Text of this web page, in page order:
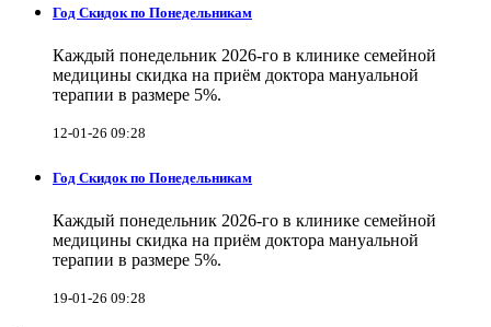
Год Скидок по Понедельникам
Каждый понедельник 2026-го в клинике семейной
медицины скидка на приём доктора мануальной
терапии в размере 5%.
12-01-26 09:28
Год Скидок по Понедельникам
Каждый понедельник 2026-го в клинике семейной
медицины скидка на приём доктора мануальной
терапии в размере 5%.
19-01-26 09:28